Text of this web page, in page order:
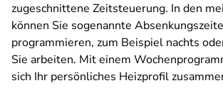
zugeschnittene Zeitsteuerung. In den
können Sie sogenannte
programmieren, zum Beispiel nachts
Sie arbeiten. Mit einem
sich Ihr persönliches Heizprofil